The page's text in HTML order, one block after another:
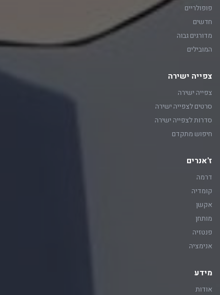
פופולריים
חדשים
מדורגים גבוה
המובילים
צפייה ישירה
צפייה ישירה
סרטים לצפייה ישירה
סדרות לצפייה ישירה
חיפוש מתקדם
ז'אנרים
דרמה
קומדיה
אקשן
מותחן
פנטזיה
אנימציה
מידע
אודות